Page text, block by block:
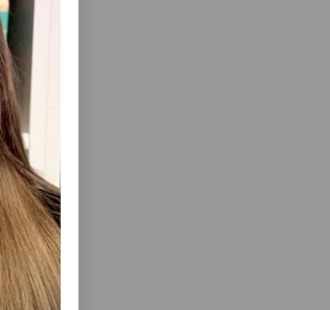
CANDY - ОРИГИНАЛЬНОЕ ЛАКОМСТВО
КОТОРОЕ ПОМОГАЕТ РАЗНООБРАЗИТЬ
ДОСУГ ПИТОМЦА И ПОДДЕРЖИВАТЬ ЕГО